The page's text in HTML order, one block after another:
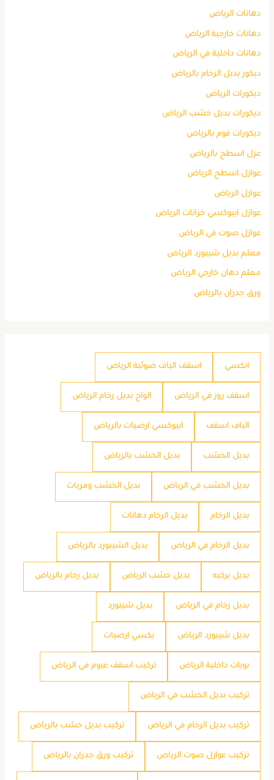
دهانات الرياض
دهانات خارجية الرياض
دهانات داخلية في الرياض
ديكور بديل الرخام بالرياض
ديكورات الرياض
ديكورات بديل خشب الرياض
ديكورات فوم بالرياض
عزل اسطح بالرياض
عوازل اسطح الرياض
عوازل الرياض
عوازل ايبوكسي خزانات الرياض
عوازل صوت في الرياض
معلم بديل شيبورد الرياض
معلم دهان خارجي الرياض
ورق جدران بالرياض
ابكسي اسقف الياف ضوئية الرياض
اسقف روز في الرياض الواح بديل رخام الرياض
الياف اسقف ايبوكسي ارضيات بالرياض
بديل الخشب بديل الخشب بالرياض
بديل الخشب في الرياض بديل الخشب ومريات
بديل الرخام بديل الرخام دهانات
بديل الرخام في الرياض بديل الشيبورد بالرياض
بديل بركيه بديل خشب الرياض بديل رخام بالرياض
بديل رخام في الرياض بديل شيبورد
بديل شيبورد الرياض بكسي ارضيات
بويات داخلية الرياض تركيب اسقف غيوم في الرياض
تركيب بديل الخشب في الرياض
تركيب بديل الرخام في الرياض تركيب بديل خشب بالرياض
تركيب عوازل صوت الرياض تركيب ورق جدران بالرياض